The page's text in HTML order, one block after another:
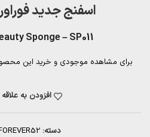
اسفنج جدید فوراور۵۲ (SP011)
Sponge – SP011
برای مشاهده موجودی و خرید این
افزودن به
دسته: